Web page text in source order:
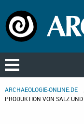
ARCHAEOLOGIE-ONLINE.DE
PRODUKTION VON SALZ